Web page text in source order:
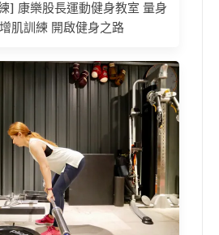
] 康樂股長運動健身教室 量身
肌訓練 開啟健身之路